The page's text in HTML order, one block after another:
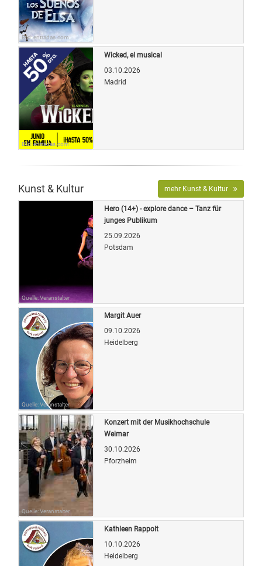
Bild: entradas.com
Bild: entradas.com
Wicked, el musical
03.10.2026
Madrid
Kunst & Kultur mehr Kunst & Kultur
Quelle: Veranstalter
Hero (14+) - explore dance – Tanz für
junges Publikum
25.09.2026
Potsdam
Quelle: Veranstalter
Margit Auer
09.10.2026
Heidelberg
Quelle: Veranstalter
Konzert mit der Musikhochschule
Weimar
30.10.2026
Pforzheim
Kathleen Rappolt
10.10.2026
Heidelberg